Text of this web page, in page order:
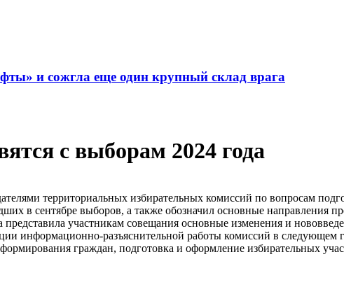
и сожгла еще один крупный склад врага
с выборам 2024 года
территориальных избирательных комиссий по вопросам
в сентябре выборов, а также обозначил основные направления
участникам совещания основные изменения и
информационно-разъяснительной работы комиссий в следующем
граждан, подготовка и оформление избирательных